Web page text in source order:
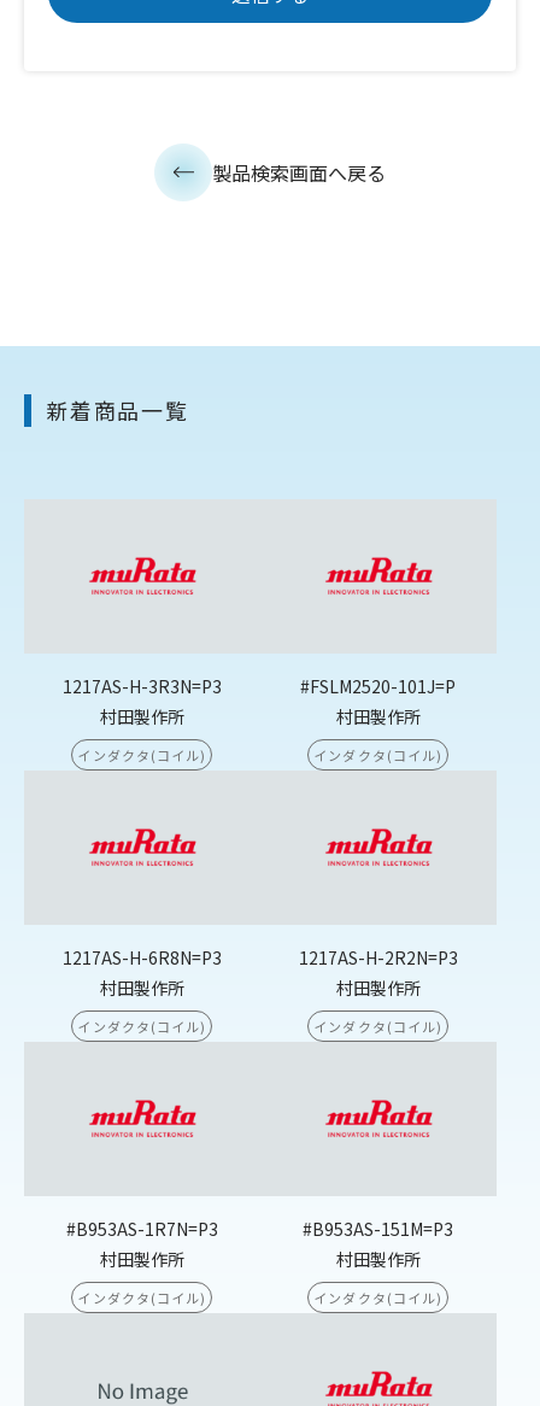
製品検索画面へ戻る
新着商品一覧
1217AS-H-3R3N=P3
村田製作所
インダクタ(コイル)
#FSLM2520-101J=P
村田製作所
インダクタ(コイル)
1217AS-H-6R8N=P3
村田製作所
インダクタ(コイル)
1217AS-H-2R2N=P3
村田製作所
インダクタ(コイル)
#B953AS-1R7N=P3
村田製作所
インダクタ(コイル)
#B953AS-151M=P3
村田製作所
インダクタ(コイル)